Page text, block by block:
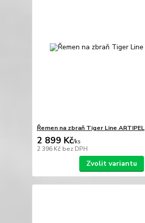
Řemen na zbraň Tiger Line ARTIPEL
2 899 Kč/ks
2 396 Kč bez DPH
Zvolit variantu